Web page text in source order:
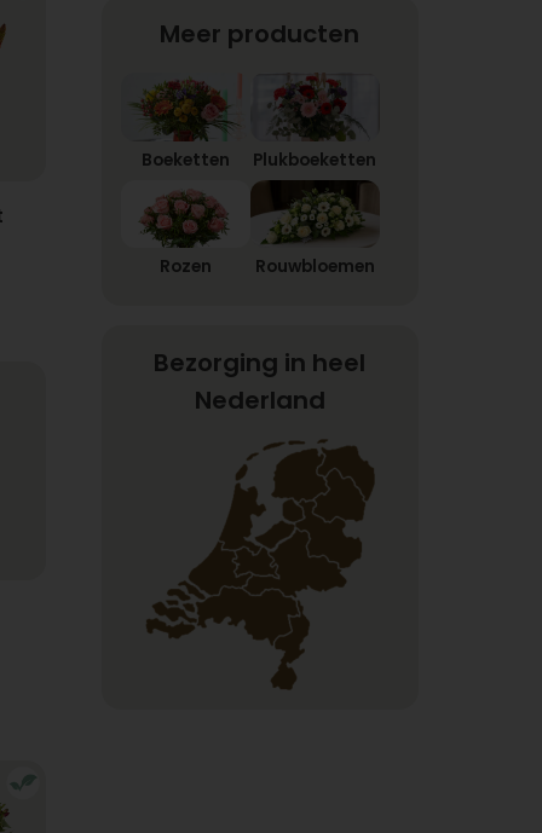
Meer producten
Boeketten Plukboeketten
Rozen Rouwbloemen
Bezorging in heel
Nederland